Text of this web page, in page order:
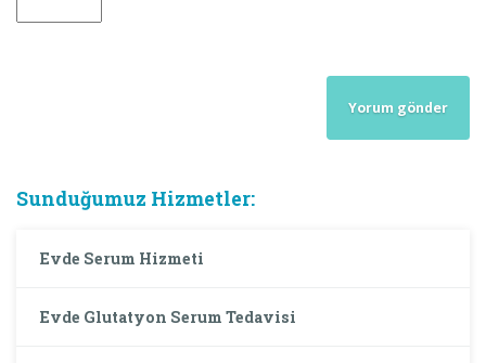
Sunduğumuz Hizmetler:
Evde Serum Hizmeti
Evde Glutatyon Serum Tedavisi